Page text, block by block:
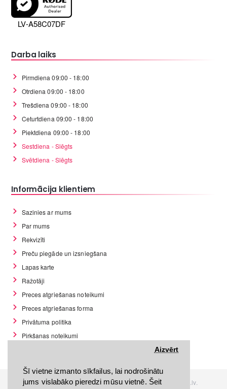
Šī vietne izmanto sīkfailus, lai nodrošinātu
jums vislabāko pieredzi mūsu vietnē. Šeit
Aizvērt
LV-A58C07DF
Darba laiks
Pirmdiena 09:00 - 18:00
Otrdiena 09:00 - 18:00
Trešdiena 09:00 - 18:00
Ceturtdiena 09:00 - 18:00
Piektdiena 09:00 - 18:00
Sestdiena - Slēgts
Svētdiena - Slēgts
Informācija klientiem
Sazinies ar mums
Par mums
Rekvizīti
Preču piegāde un izsniegšana
Lapas karte
Ražotāji
Preces atgriešanas noteikumi
Preces atgriešanas forma
Privātuma politika
Pirkšanas noteikumi
Visas tiesības rezervētas. Interneta veikals www.Discomania.lv.